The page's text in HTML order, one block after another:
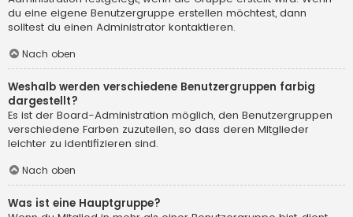
du eine eigene Benutzergruppe erstellen möchtest, dann
solltest du einen Administrator kontaktieren.
Nach oben
Weshalb werden verschiedene Benutzergruppen farbig
dargestellt?
Es ist der Board-Administration möglich, den Benutzergruppen
verschiedene Farben zuzuteilen, so dass deren Mitglieder
leichter zu identifizieren sind.
Nach oben
Was ist eine Hauptgruppe?